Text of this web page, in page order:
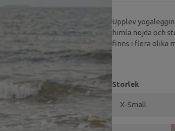
Upplev
himla nöjda och
finns i flera olika
kunder när vi tagit
Storlek